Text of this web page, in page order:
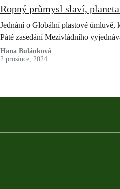
Ropný průmysl slaví,
Jednání o Globální plastové úmluvě,
Páté zasedání Mezivládního
Hana Bulánková
2 prosince, 2024